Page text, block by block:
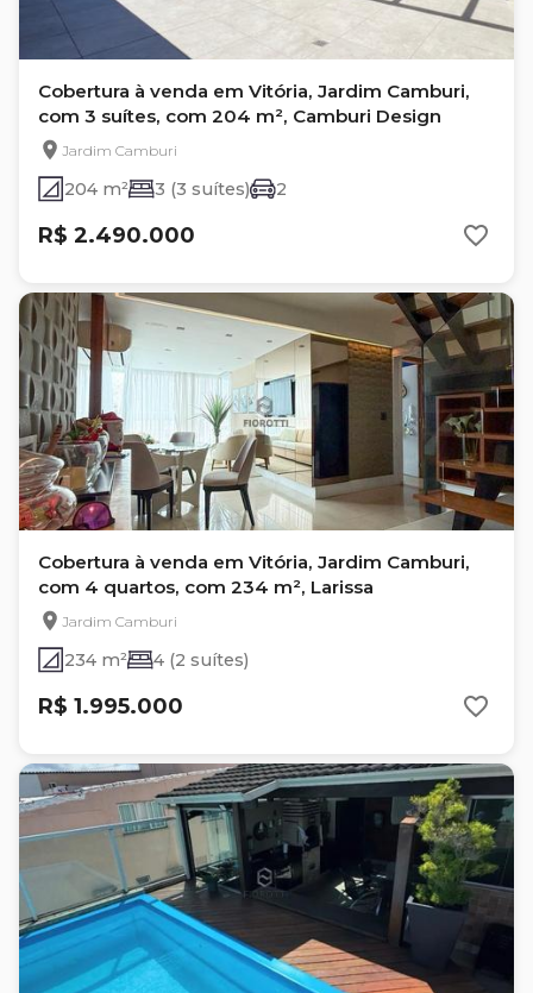
Cobertura à venda em Vitória, Jardim Camburi,
com 3 suítes, com 204 m², Camburi Design
Jardim Camburi
204 m² 3 (3 suítes) 2
R$ 2.490.000
Cobertura à venda em Vitória, Jardim Camburi,
com 4 quartos, com 234 m², Larissa
Jardim Camburi
234 m² 4 (2 suítes)
R$ 1.995.000